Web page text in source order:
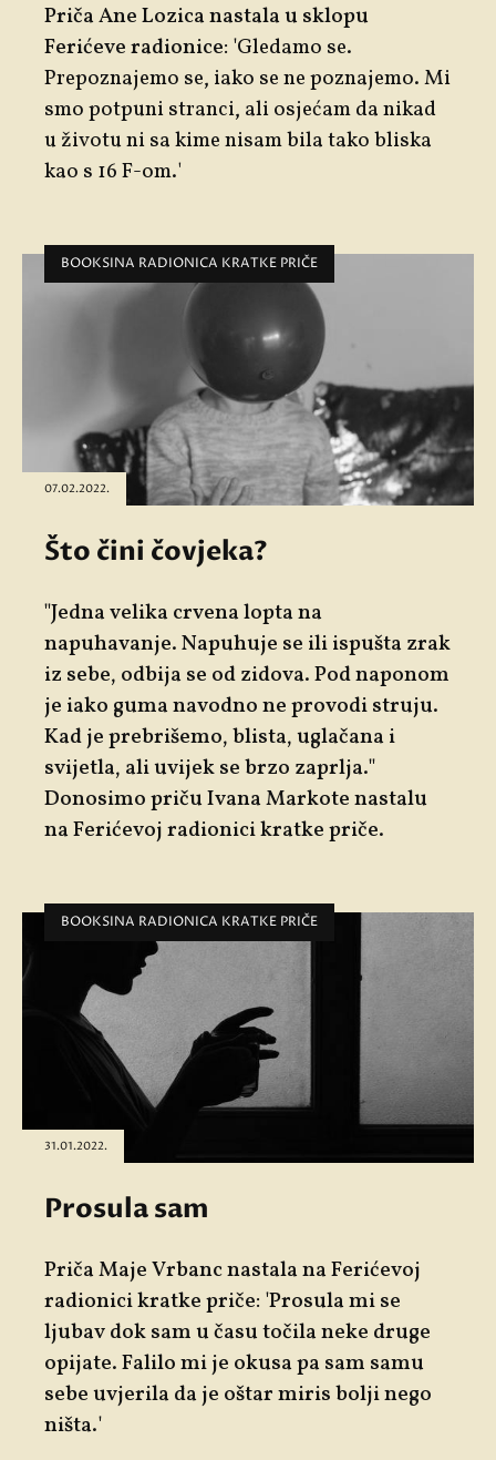
Priča Ane Lozica nastala u sklopu
Ferićeve radionice: 'Gledamo se.
Prepoznajemo se, iako se ne poznajemo. Mi
smo potpuni stranci, ali osjećam da nikad
u životu ni sa kime nisam bila tako bliska
kao s 16 F-om.'
BOOKSINA RADIONICA KRATKE PRIČE
07.02.2022.
Što čini čovjeka?
"Jedna velika crvena lopta na
napuhavanje. Napuhuje se ili ispušta zrak
iz sebe, odbija se od zidova. Pod naponom
je iako guma navodno ne provodi struju.
Kad je prebrišemo, blista, uglačana i
svijetla, ali uvijek se brzo zaprlja."
Donosimo priču Ivana Markote nastalu
na Ferićevoj radionici kratke priče.
BOOKSINA RADIONICA KRATKE PRIČE
31.01.2022.
Prosula sam
Priča Maje Vrbanc nastala na Ferićevoj
radionici kratke priče: 'Prosula mi se
ljubav dok sam u času točila neke druge
opijate. Falilo mi je okusa pa sam samu
sebe uvjerila da je oštar miris bolji nego
ništa.'